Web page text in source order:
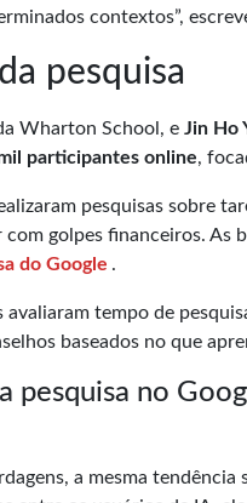
contextos”,
pesquisa
Wharton School, e Jin Ho
participantes online,
pesquisas sobre
com golpes financeiros. As
do Google .
avaliaram tempo de
baseados no que
pesquisa no
a mesma